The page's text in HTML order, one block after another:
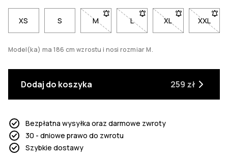
XS S M- Rozmiar M niedostępny. Kliknij, aby
L- Rozmiar L niedostępny.
XL- Rozmiar XL
XXL
-
Model(ka) ma 186 cm wzrostu i nosi rozmiar M.
Dodaj do koszyka 259 zł
Bezpłatna wysyłka oraz darmowe zwroty
30 - dniowe prawo do zwrotu
Szybkie dostawy